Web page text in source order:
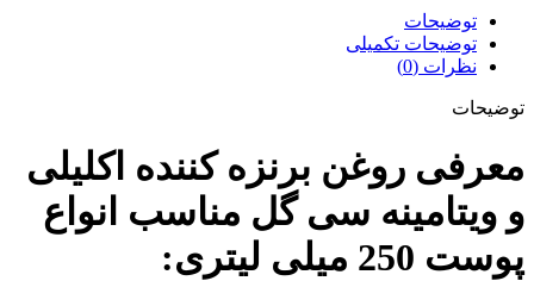
توضیحات
توضیحات تکمیلی
نظرات (0)
توضیحات
معرفی روغن برنزه کننده اکلیلی
و ویتامینه سی گل مناسب انواع
پوست 250 میلی لیتری: